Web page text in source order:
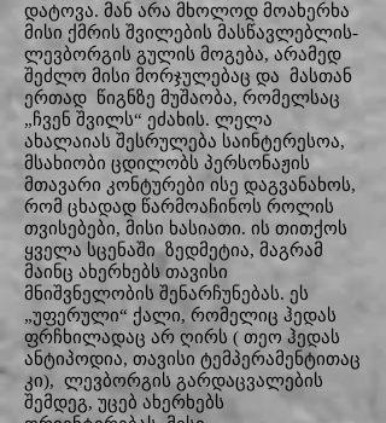
დატოვა. მან არა მხოლოდ მოახერხა
მისი ქმრის შვილების მასწავლებლის-
ლევბორგის გულის მოგება, არამედ
შეძლო მისი მორჯულებაც და მასთან
ერთად წიგნზე მუშაობა, რომელსაც
„ჩვენ შვილს“ ეძახის. ლელა
ახალაიას შესრულება საინტერესოა,
მსახიობი ცდილობს პერსონაჟის
მთავარი კონტურები ისე დაგვანახოს,
რომ ცხადად წარმოაჩინოს როლის
თვისებები, მისი ხასიათი. ის თითქოს
ყველა სცენაში ზედმეტია, მაგრამ
მაინც ახერხებს თავისი
მნიშვნელობის შენარჩუნებას. ეს
„უფერული“ ქალი, რომელიც ჰედას
ფრჩხილადაც არ ღირს ( თეო ჰედას
ანტიპოდია, თავისი ტემპერამენტითაც
კი), ლევბორგის გარდაცვალების
შემდეგ, უცებ ახერხებს